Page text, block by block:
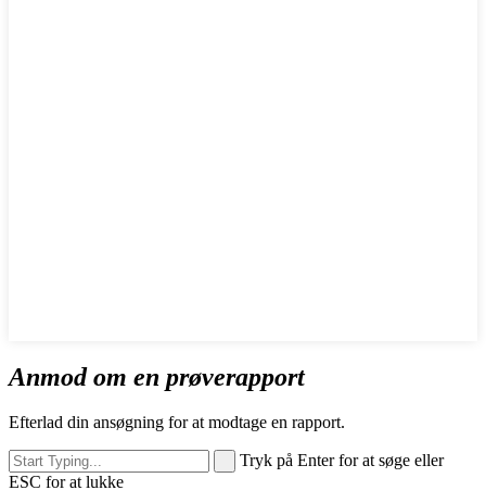
Anmod om en prøverapport
Efterlad din ansøgning for at modtage en rapport.
Tryk på Enter for at søge eller
ESC for at lukke